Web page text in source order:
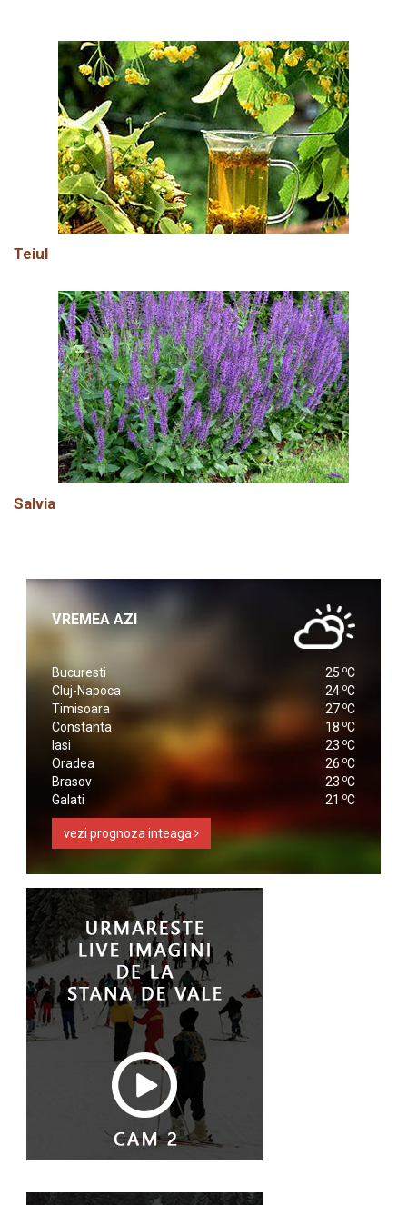
Teiul
Salvia
VREMEA AZI
Bucuresti 25 oC
Cluj-Napoca
24 oC
Timisoara
27 oC
Constanta
18 oC
Iasi
23 oC
Oradea
26 oC
Brasov
23 oC
Galati
21 oC
vezi prognoza inteaga